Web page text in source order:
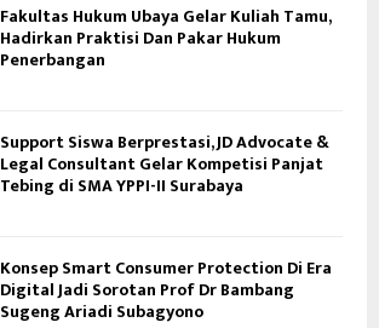
Fakultas Hukum Ubaya Gelar Kuliah Tamu,
Hadirkan Praktisi Dan Pakar Hukum
Penerbangan
Support Siswa Berprestasi, JD Advocate &
Legal Consultant Gelar Kompetisi Panjat
Tebing di SMA YPPI-II Surabaya
Konsep Smart Consumer Protection Di Era
Digital Jadi Sorotan Prof Dr Bambang
Sugeng Ariadi Subagyono